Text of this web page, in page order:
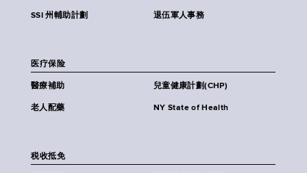
SSI 州輔助計劃 退伍軍人事務
医疗保险
醫療補助 兒童健康計劃(CHP)
老人配藥 NY State of Health
税收抵免